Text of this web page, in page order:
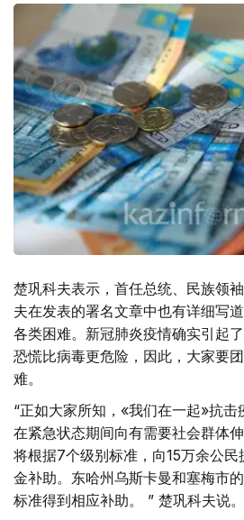
楚巩科夫表示，首任总统、民族领
夫在发表的署名文章中也有详细写
各类困难。新冠肺炎疫情确实引起
恐慌比病毒更危险，因此，大家要
难。
“正如大家所知，«我们在一起»抗击
在紧急状态期间向有需要社会群体
将根据7个级别标准，向15万余公
金补助。东哈州乌斯卡曼和塞梅市
标准得到相应补助。 ” 楚巩科夫说。